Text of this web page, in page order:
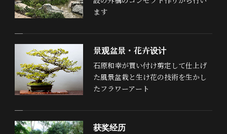
ます
景观盆景・花卉设计
石原和幸が買い付け剪定して仕上げ
た風景盆栽と生け花の技術を生かし
たフラワーアート
获奖经历